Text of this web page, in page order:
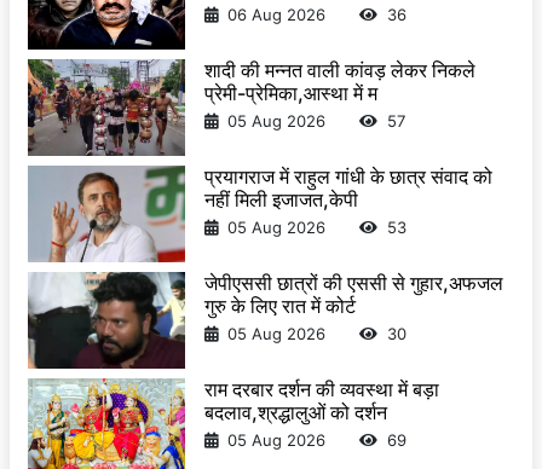
06 Aug 2026 36
शादी की मन्नत वाली कांवड़ लेकर निकले
प्रेमी-प्रेमिका,आस्था में म
05 Aug 2026 57
प्रयागराज में राहुल गांधी के छात्र संवाद को
नहीं मिली इजाजत,केपी
05 Aug 2026 53
जेपीएससी छात्रों की एससी से गुहार,अफजल
गुरु के लिए रात में कोर्ट
05 Aug 2026 30
राम दरबार दर्शन की व्यवस्था में बड़ा
बदलाव,श्रद्धालुओं को दर्शन
05 Aug 2026 69